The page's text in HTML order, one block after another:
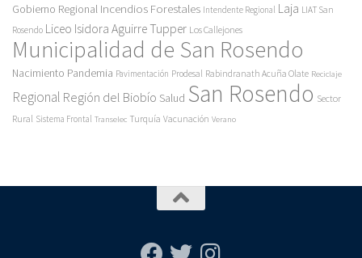
Gobierno Regional Incendios Forestales Intendente Regional Laja LIAT San
Rosendo Liceo Isidora Aguirre Tupper Los Callejones
Municipalidad de San Rosendo
Nacimiento Pandemia Pavimentación Prodesal Rabindranath Acuña Olate Reciclaje
Regional Región del Biobío Salud San Rosendo Sector
Rural Sistema Frontal Transelec Turquía Vacunación Verano